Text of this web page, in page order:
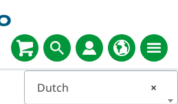
×
Dutch